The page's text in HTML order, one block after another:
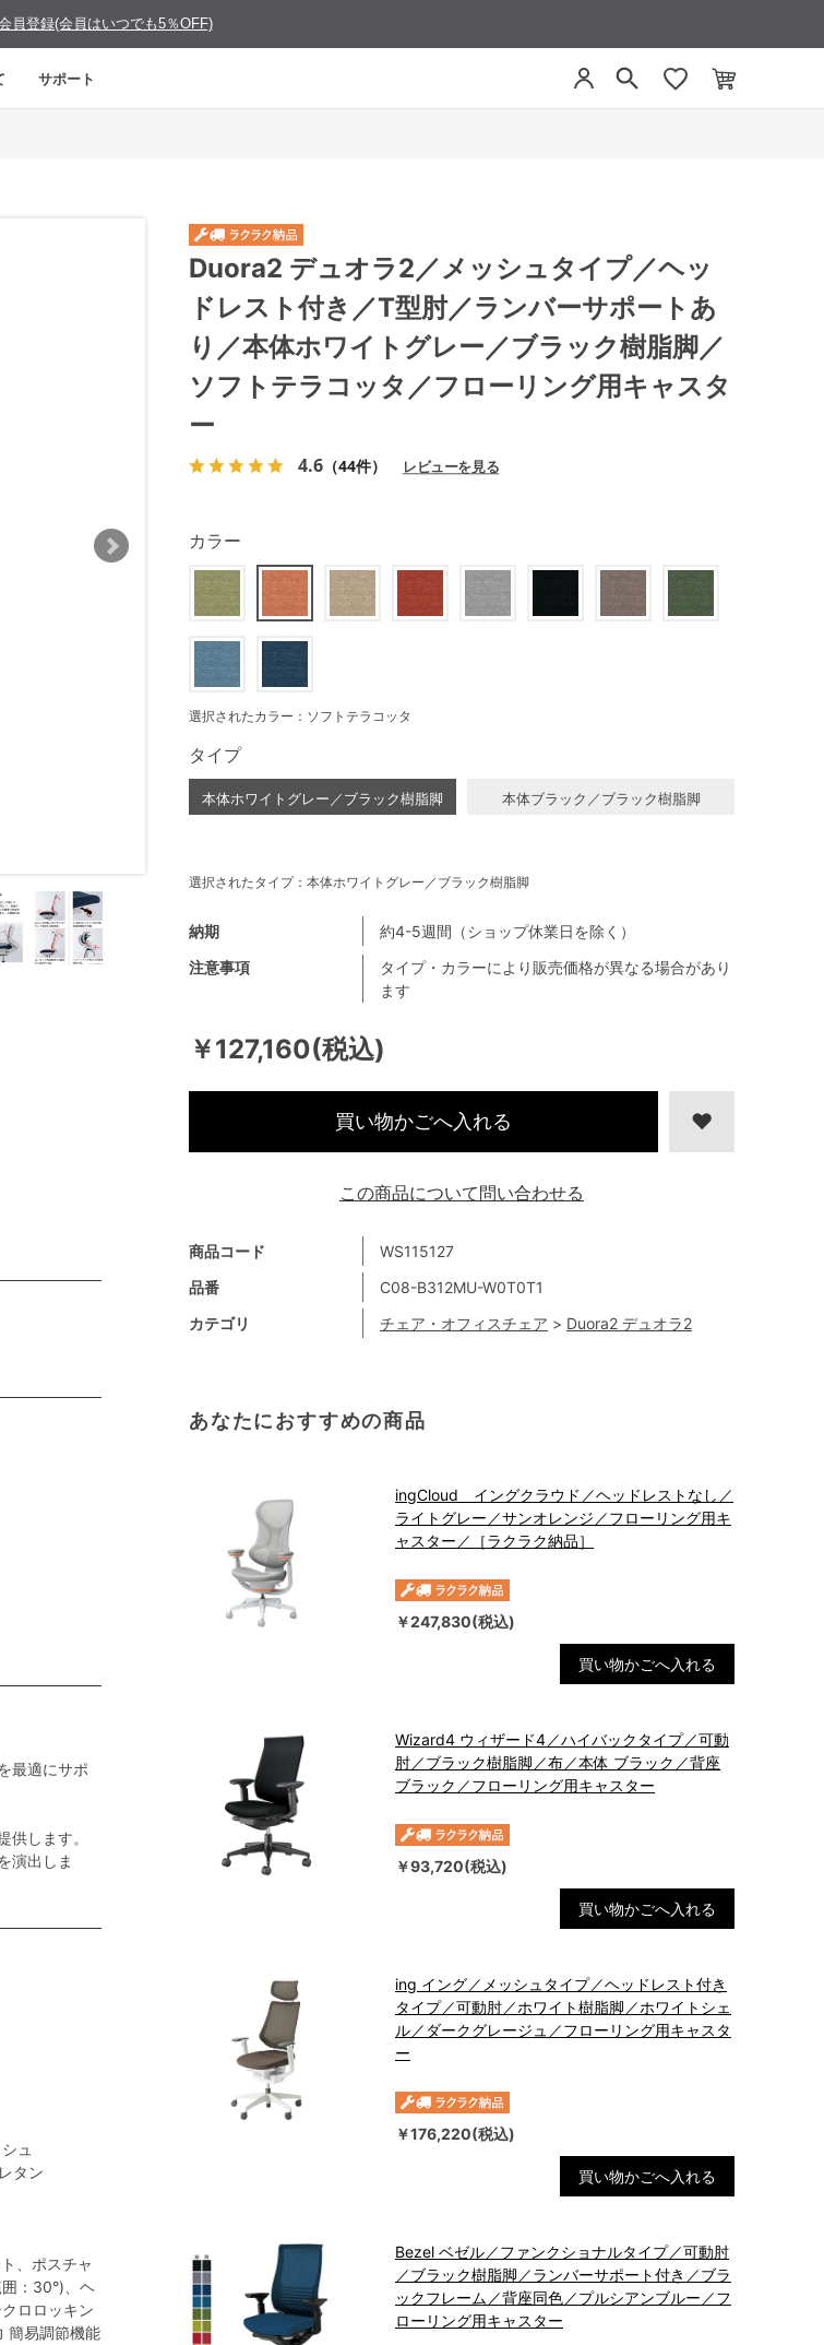
員登録(会員はいつでも5％OFF)
サポート
最適にサポ
します。
演出しま
ュ
タン
、ポスチャ
：30°)、ヘ
ロロッキン
簡易調節機能
Duora2 デュオラ2／メッシュタイプ／ヘッ
ドレスト付き／T型肘／ランバーサポートあ
り／本体ホワイトグレー／ブラック樹脂脚／
ソフトテラコッタ／フローリング用キャスタ
ー
4.6 （44件） レビューを見る
￥127,160(税込)
商品コード
WS115127
品番
C08-B312MU-W0T0T1
カテゴリ
チェア・オフィスチェア > Duora2 デュオラ2
注意事項
タイプ・カラーにより販売価格が異なる場合があり
ます
納期 約4-5週間（ショップ休業日を除く）
カラー
選択されたカラー：ソフトテラコッタ
タイプ
本体ホワイトグレー／ブラック樹脂脚 本体ブラック／ブラック樹脂脚
選択されたタイプ：本体ホワイトグレー／ブラック樹脂脚
買い物かごへ入れる
あなたにおすすめの商品
ingCloud イングクラウド／ヘッドレストなし／
ライトグレー／サンオレンジ／フローリング用キ
ャスター／［ラクラク納品］
￥247,830(税込)
買い物かごへ入れる
Wizard4 ウィザード4／ハイバックタイプ／可動
肘／ブラック樹脂脚／布／本体 ブラック／背座
ブラック／フローリング用キャスター
￥93,720(税込)
買い物かごへ入れる
ing イング／メッシュタイプ／ヘッドレスト付き
タイプ／可動肘／ホワイト樹脂脚／ホワイトシェ
ル／ダークグレージュ／フローリング用キャスタ
ー
￥176,220(税込)
買い物かごへ入れる
Bezel ベゼル／ファンクショナルタイプ／可動肘
／ブラック樹脂脚／ランバーサポート付き／ブラ
ックフレーム／背座同色／プルシアンブルー／フ
ローリング用キャスター
この商品について問い合わせる